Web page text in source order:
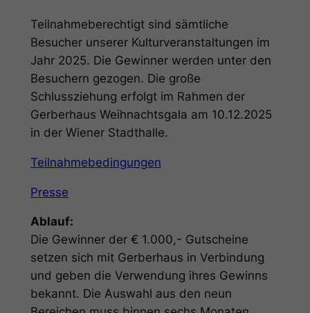
Teilnahmeberechtigt sind sämtliche
Besucher unserer Kulturveranstaltungen im
Jahr 2025. Die Gewinner werden unter den
Besuchern gezogen. Die große
Schlussziehung erfolgt im Rahmen der
Gerberhaus Weihnachtsgala am 10.12.2025
in der Wiener Stadthalle.
Teilnahmebedingungen
Presse
Ablauf:
Die Gewinner der € 1.000,- Gutscheine
setzen sich mit Gerberhaus in Verbindung
und geben die Verwendung ihres Gewinns
bekannt. Die Auswahl aus den neun